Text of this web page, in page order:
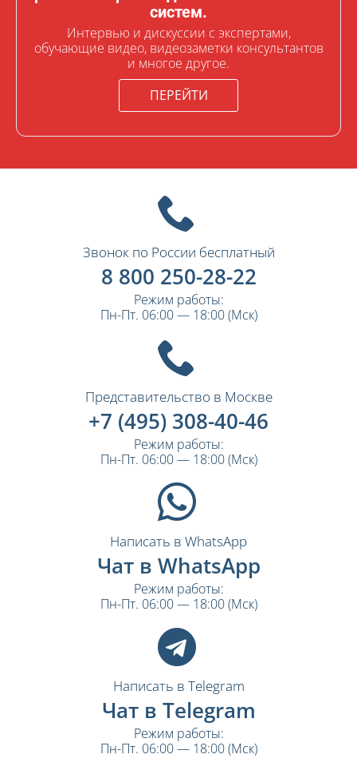
систем.
Интервью и дискуссии с экспертами,
обучающие видео, видеозаметки консультантов
и многое другое.
ПЕРЕЙТИ
Звонок по России бесплатный
8 800 250-28-22
Режим работы:
Пн-Пт. 06:00 — 18:00 (Мск)
Представительство в Москве
+7 (495) 308-40-46
Режим работы:
Пн-Пт. 06:00 — 18:00 (Мск)
Написать в WhatsApp
Чат в WhatsApp
Режим работы:
Пн-Пт. 06:00 — 18:00 (Мск)
Написать в Telegram
Чат в Telegram
Режим работы:
Пн-Пт. 06:00 — 18:00 (Мск)